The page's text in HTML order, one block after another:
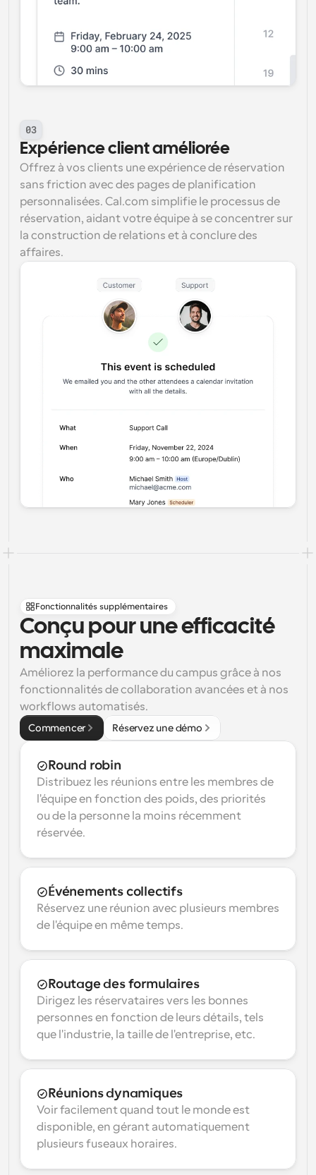
03
Expérience client améliorée
Offrez à vos clients une expérience de réservation
sans friction avec des pages de planification
personnalisées. Cal.com simplifie le processus de
réservation, aidant votre équipe à se concentrer sur
la construction de relations et à conclure des
affaires.
Fonctionnalités supplémentaires
Conçu pour une efficacité
maximale
Améliorez la performance du campus grâce à nos
fonctionnalités de collaboration avancées et à nos
workflows automatisés.
Commencer Réservez une démo
Round robin
Distribuez les réunions entre les membres de
l'équipe en fonction des poids, des priorités
ou de la personne la moins récemment
réservée.
Événements collectifs
Réservez une réunion avec plusieurs membres
de l'équipe en même temps.
Routage des formulaires
Dirigez les réservataires vers les bonnes
personnes en fonction de leurs détails, tels
que l'industrie, la taille de l'entreprise, etc.
Réunions dynamiques
Voir facilement quand tout le monde est
disponible, en gérant automatiquement
plusieurs fuseaux horaires.